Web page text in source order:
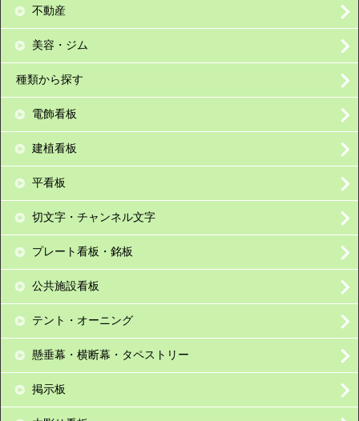
不動産
美容・ジム
種類から探す
電飾看板
建植看板
平看板
切文字・チャンネル文字
プレート看板・銘板
公共施設看板
テント・オーニング
懸垂幕・横断幕・タペストリー
掲示板